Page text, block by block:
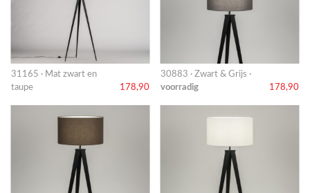
31165 · Mat zwart en
taupe
178,90
30883 · Zwart & Grijs ·
voorradig
178,90